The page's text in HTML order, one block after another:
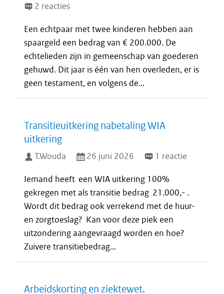
2 reacties
Een echtpaar met twee kinderen hebben aan
spaargeld een bedrag van € 200.000. De
echtelieden zijn in gemeenschap van goederen
gehuwd. Dit jaar is één van hen overleden, er is
geen testament, en volgens de...
Transitieuitkering nabetaling WIA
uitkering
T.Wouda 26 juni 2026 1 reactie
Iemand heeft een WIA uitkering 100%
gekregen met als transitie bedrag 21.000,- .
Wordt dit bedrag ook verrekend met de huur-
en zorgtoeslag? Kan voor deze piek een
uitzondering aangevraagd worden en hoe?
Zuivere transitiebedrag...
Arbeidskorting en ziektewet.